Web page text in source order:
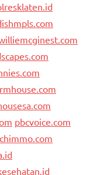
pbcvoice.com